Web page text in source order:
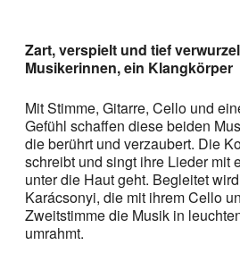
Zart, verspielt und tief
Musikerinnen, ein Klangkörper
Mit Stimme, Gitarre, Cello und
Gefühl schaffen diese beiden
die berührt und verzaubert. Die
schreibt und singt ihre Lieder mit
unter die Haut geht. Begleitet
Karácsonyi, die mit ihrem Cello
Zweitstimme die Musik in
umrahmt.